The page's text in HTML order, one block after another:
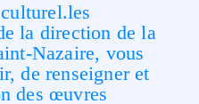
la direction de la
Nazaire, vous
de renseigner et
des œuvres